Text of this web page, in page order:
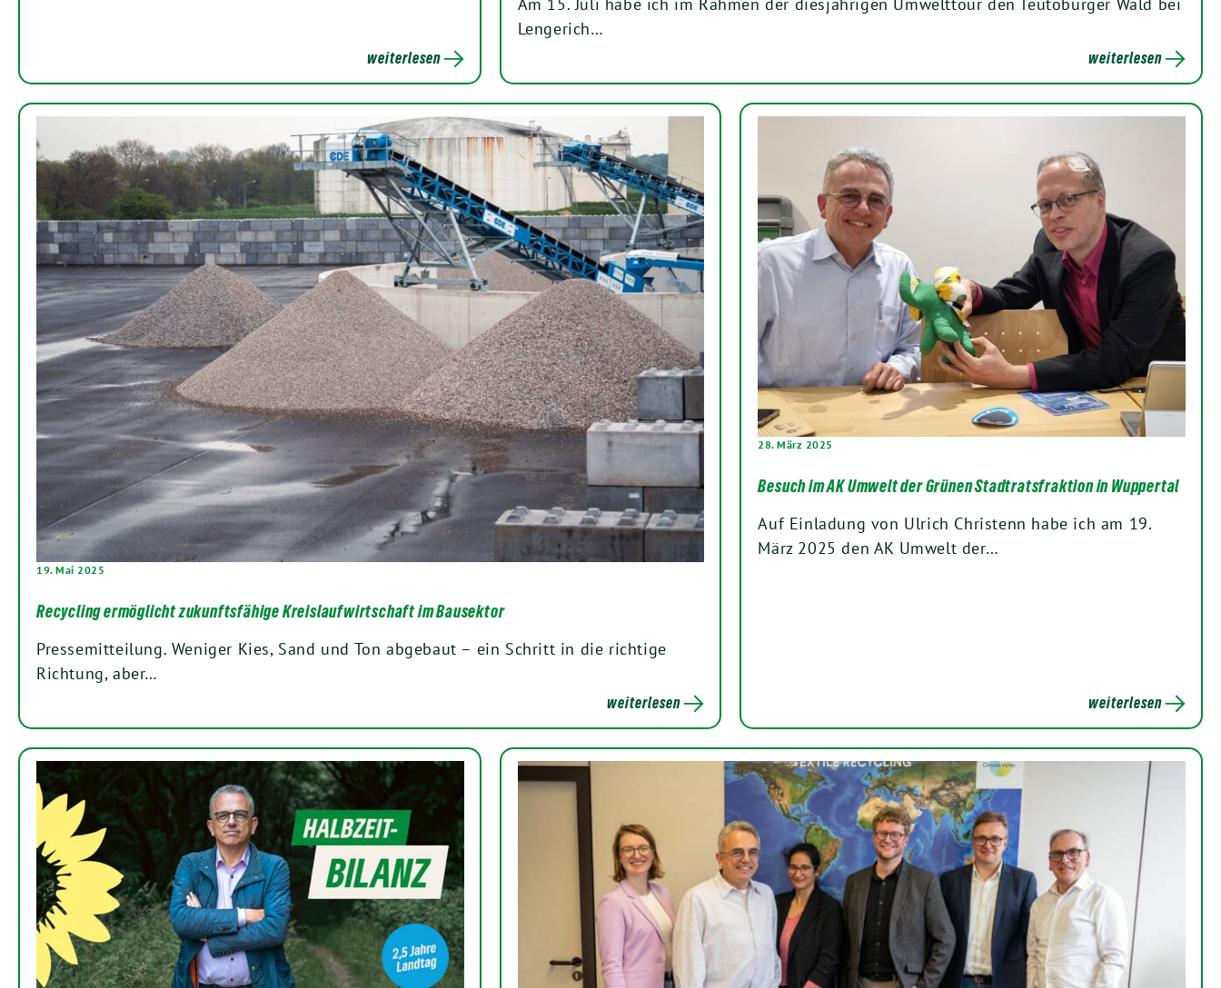
weiterlesen
Lengerich…
weiterlesen
19. Mai 2025
Recycling ermöglicht zukunftsfähige Kreislaufwirtschaft im Bausektor
Pressemitteilung. Weniger Kies, Sand und Ton abgebaut – ein Schritt in die richtige
Richtung, aber…
weiterlesen
28. März 2025
Besuch im AK Umwelt der Grünen Stadtratsfraktion in Wuppertal
Auf Einladung von Ulrich Christenn habe ich am 19.
März 2025 den AK Umwelt der…
weiterlesen